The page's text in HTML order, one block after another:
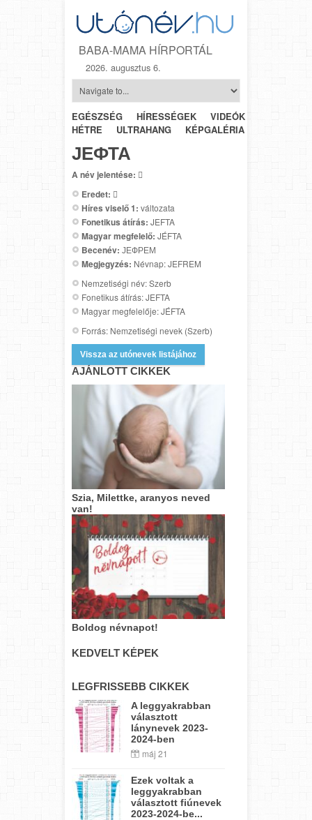
BABA-MAMA HÍRPORTÁL
2026. augusztus 6.
EGÉSZSÉG HÍRESSÉGEK VIDEÓK
HÉTRŐL-
HÉTRE
ULTRAHANG KÉPGALÉRIA
ЈЕФТА
A név jelentése: 
Eredet: 
Híres viselő 1: változata
Fonetikus átírás: JEFTA
Magyar megfelelő: JÉFTA
Becenév: ЈЕФРЕМ
Megjegyzés: Névnap: JEFREM
Nemzetiségi név: Szerb
Fonetikus átírás: JEFTA
Magyar megfelelője: JÉFTA
Forrás: Nemzetiségi nevek (Szerb)
Vissza az utónevek listájához
AJÁNLOTT CIKKEK
Szia, Milettke, aranyos neved
van!
Boldog névnapot!
KEDVELT KÉPEK
LEGFRISSEBB CIKKEK
A leggyakrabban
választott
lánynevek 2023-
2024-ben
máj 21
Ezek voltak a
leggyakrabban
választott fiúnevek
2023-2024-be...